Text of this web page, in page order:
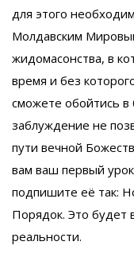
для этого
Молдавским
жидомасонства, в
время и без
сможете обойтись
заблуждение не
пути вечной
вам ваш первый
подпишите её так:
Порядок. Это будет
реальности.